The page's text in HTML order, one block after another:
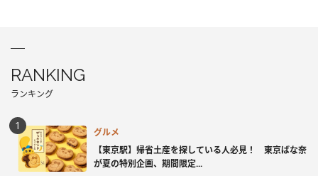
RANKING
ランキング
グルメ
【東京駅】帰省土産を探している人必見！ 東京ばな奈
が夏の特別企画、期間限定...